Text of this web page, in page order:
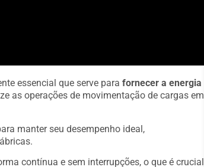
essencial que serve para fornecer a energia
as operações de movimentação de cargas em
manter seu desempenho ideal,
contínua e sem interrupções, o que é crucial